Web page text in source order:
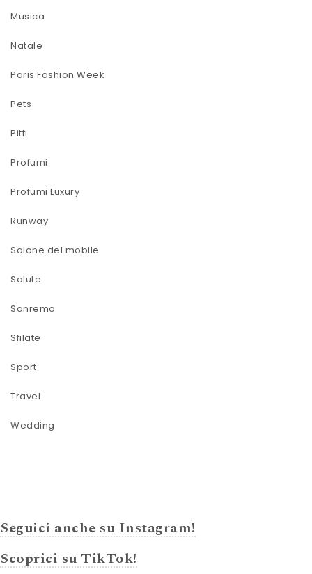
Musica
Natale
Paris Fashion Week
Pets
Pitti
Profumi
Profumi Luxury
Runway
Salone del mobile
Salute
Sanremo
Sfilate
Sport
Travel
Wedding
Seguici anche su Instagram!
Scoprici su TikTok!